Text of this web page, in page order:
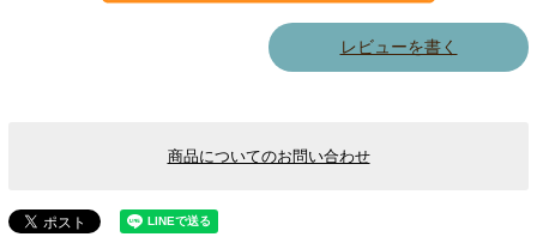
レビューを書く
商品についてのお問い合わせ